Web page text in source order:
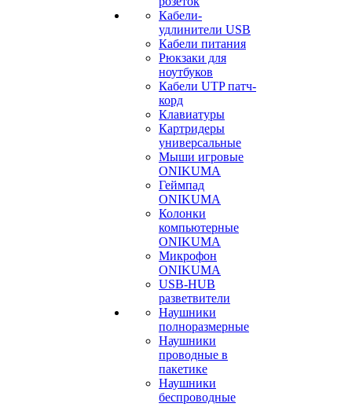
Кабели-
удлинители USB
Кабели питания
Рюкзаки для
ноутбуков
Кабели UTP патч-
корд
Клавиатуры
Картридеры
универсальные
Мыши игровые
ONIKUMA
Геймпад
ONIKUMA
Колонки
компьютерные
ONIKUMA
Микрофон
ONIKUMA
USB-HUB
разветвители
Наушники
полноразмерные
Наушники
проводные в
пакетике
Наушники
беспроводные